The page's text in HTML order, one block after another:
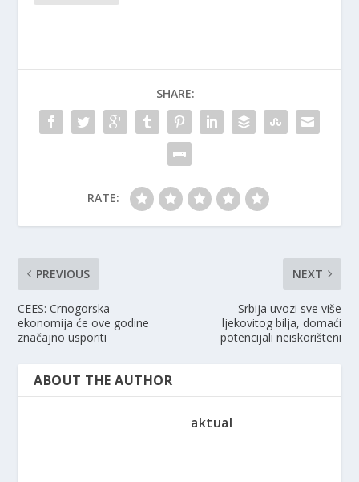
SHARE:
RATE:
PREVIOUS
CEES: Crnogorska
ekonomija će ove godine
značajno usporiti
NEXT
Srbija uvozi sve više
ljekovitog bilja, domaći
potencijali neiskorišteni
ABOUT THE AUTHOR
aktual